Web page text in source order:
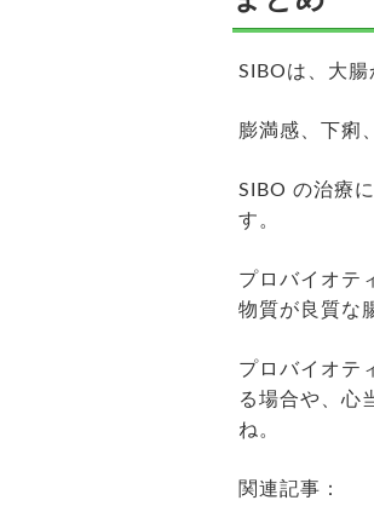
SIBOは、大腸
膨満感、下痢
SIBO の治療
す。
プロバイオテ
物質が良質な
プロバイオテ
る場合や、心
ね。
関連記事：